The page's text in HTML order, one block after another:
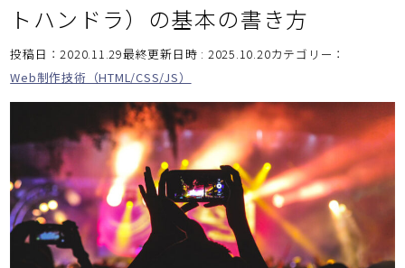
トハンドラ）の基本の書き方
投稿日：2020.11.29最終更新日時 : 2025.10.20カテゴリー：
Web制作技術（HTML/CSS/JS）